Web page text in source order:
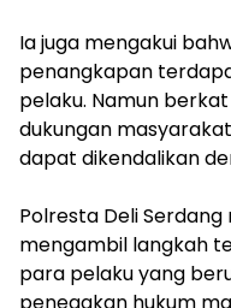
‎Ia juga mengakui
penangkapan
pelaku. Namun
dukungan
dapat dikendalikan
‎Polresta Deli
mengambil langkah
para pelaku yang